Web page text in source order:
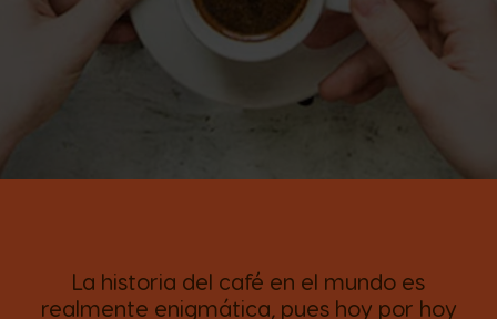
La historia del café en el mundo es
realmente enigmática, pues hoy por hoy